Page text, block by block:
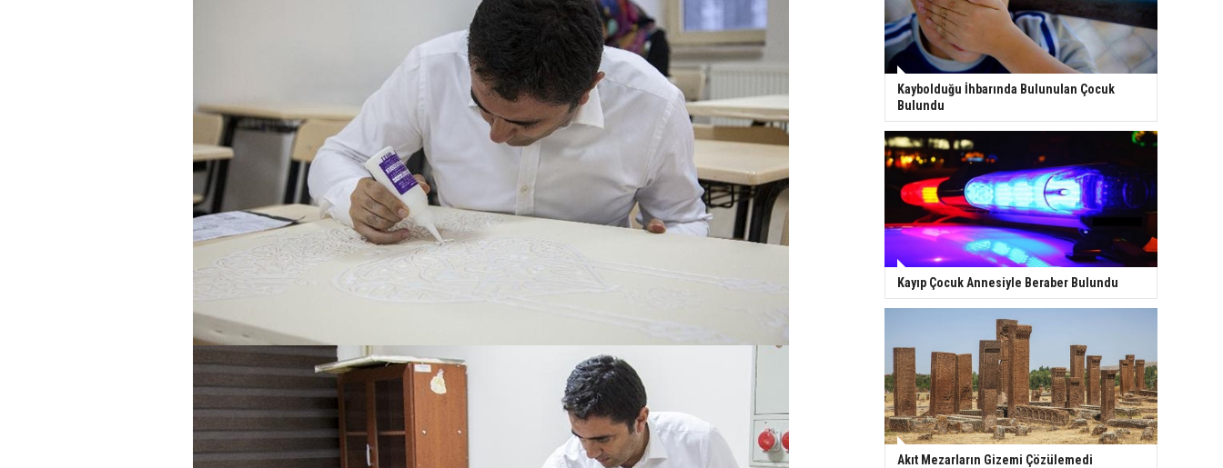
Kaybolduğu İhbarında Bulunulan Çocuk
Bulundu
Kayıp Çocuk Annesiyle Beraber Bulundu
Akıt Mezarların Gizemi Çözülemedi